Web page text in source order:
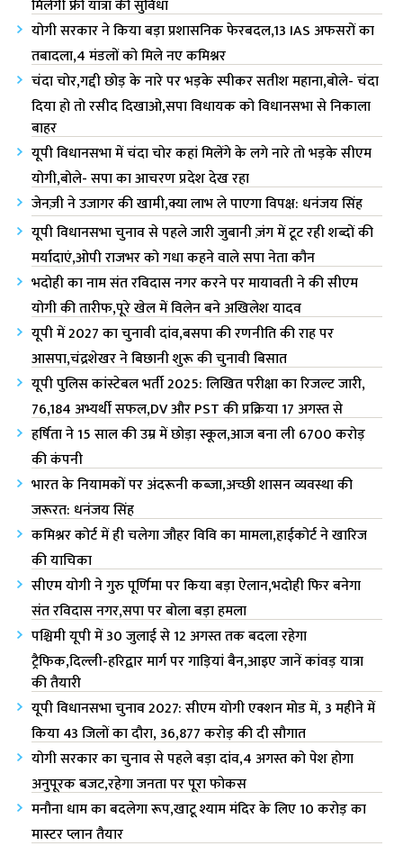
योगी सरकार ने किया बड़ा प्रशासनिक फेरबदल,13 IAS अफसरों का
तबादला,4 मंडलों को मिले नए कमिश्नर
चंदा चोर,गद्दी छोड़ के नारे पर भड़के स्पीकर सतीश महाना,बोले- चंदा
दिया हो तो रसीद दिखाओ,सपा विधायक को विधानसभा से निकाला
बाहर
यूपी विधानसभा में चंदा चोर कहां मिलेंगे के लगे नारे तो भड़के सीएम
योगी,बोले- सपा का आचरण प्रदेश देख रहा
जेनज़ी ने उजागर की खामी,क्या लाभ ले पाएगा विपक्ष: धनंजय सिंह
यूपी विधानसभा चुनाव से पहले जारी जुबानी ज़ंग में टूट रही शब्दों की
मर्यादाएं,ओपी राजभर को गधा कहने वाले सपा नेता कौन
भदोही का नाम संत रविदास नगर करने पर मायावती ने की सीएम
योगी की तारीफ,पूरे खेल में विलेन बने अखिलेश यादव
यूपी में 2027 का चुनावी दांव,बसपा की रणनीति की राह पर
आसपा,चंद्रशेखर ने बिछानी शुरू की चुनावी बिसात
यूपी पुलिस कांस्टेबल भर्ती 2025: लिखित परीक्षा का रिजल्ट जारी,
76,184 अभ्यर्थी सफल,DV और PST की प्रक्रिया 17 अगस्त से
हर्षिता ने 15 साल की उम्र में छोड़ा स्कूल,आज बना ली 6700 करोड़
की कंपनी
भारत के नियामकों पर अंदरूनी कब्जा,अच्छी शासन व्यवस्था की
जरूरत: धनंजय सिंह
कमिश्नर कोर्ट में ही चलेगा जौहर विवि का मामला,हाईकोर्ट ने खारिज
की याचिका
सीएम योगी ने गुरु पूर्णिमा पर किया बड़ा ऐलान,भदोही फिर बनेगा
संत रविदास नगर,सपा पर बोला बड़ा हमला
पश्चिमी यूपी में 30 जुलाई से 12 अगस्त तक बदला रहेगा
ट्रैफिक,दिल्ली-हरिद्वार मार्ग पर गाड़ियां बैन,आइए जानें कांवड़ यात्रा
की तैयारी
यूपी विधानसभा चुनाव 2027: सीएम योगी एक्शन मोड में, 3 महीने में
किया 43 जिलों का दौरा, 36,877 करोड़ की दी सौगात
योगी सरकार का चुनाव से पहले बड़ा दांव,4 अगस्त को पेश होगा
अनुपूरक बजट,रहेगा जनता पर पूरा फोकस
मनौना धाम का बदलेगा रूप,खाटू श्याम मंदिर के लिए 10 करोड़ का
मास्टर प्लान तैयार